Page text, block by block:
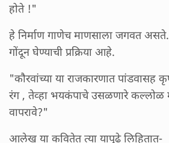
होते !"
हे निर्माण गाणेच माणसाला जगवत
गोंदून घेण्याची प्रक्रिया आहे.
"कौरवांच्या या राजकारणात पांडवासह
रंग , तेव्हा भयकंपाचे उसळणारे
वापरावे?"
आलेख या कवितेत त्या यापुढे लिहितात-